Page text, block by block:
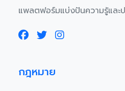
แพลตฟอร์มแบ่งปันความรู้แล
กฎหมาย